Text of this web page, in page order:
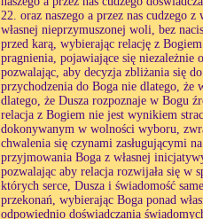
22. oraz naszego a przez nas cudzego
własnej nieprzymuszonej woli, bez
przed karą, wybierając relację z
pragnienia, pojawiające się
pozwalając, aby decyzja zbliżania się
przychodzenia do Boga nie dlatego, że
dlatego, że Dusza rozpoznaje w Bogu
relacja z Bogiem nie jest wynikiem
dokonywanym w wolności wyboru,
chwalenia się czynami zasługującymi
przyjmowania Boga z własnej
pozwalając aby relacja rozwijała się w
których serce, Dusza i świadomość
przekonań, wybierając Boga ponad
odpowiednio doświadczania